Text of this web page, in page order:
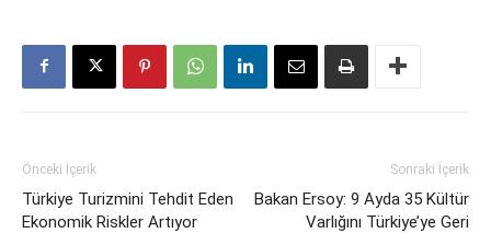
Önceki İçerik
Türkiye Turizmini Tehdit Eden
Ekonomik Riskler Artıyor
Sonraki İçerik
Bakan Ersoy: 9 Ayda 35 Kültür
Varlığını Türkiye’ye Geri